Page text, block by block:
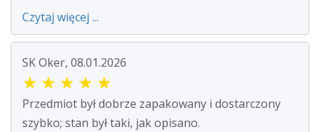
Czytaj więcej ...
SK Oker, 08.01.2026
★ ★ ★ ★ ★
Przedmiot był dobrze zapakowany i dostarczony
szybko; stan był taki, jak opisano.